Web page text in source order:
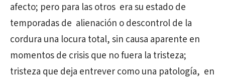
afecto; pero para las otros era su estado de
temporadas de alienación o descontrol de la
cordura una locura total, sin causa aparente en
momentos de crisis que no fuera la tristeza;
tristeza que deja entrever como una patología, en